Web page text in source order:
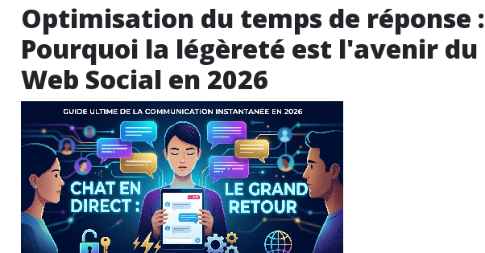
Optimisation du temps de réponse :
Pourquoi la légèreté est l'avenir du
Web Social en 2026